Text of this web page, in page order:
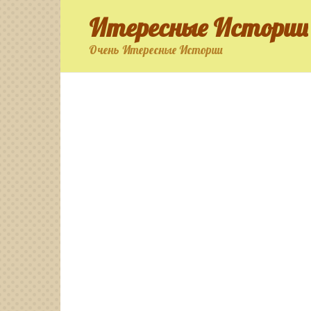
Итересные Истории
Очень Итересные Истории